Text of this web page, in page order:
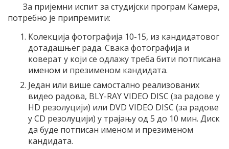
За пријемни испит за студијски програм Камера,
потребно је припремити:
Колекција фотографија 10-15, из кандидатовог
дотадашњег рада. Свака фотографија и
коверат у који се одлажу треба бити потписана
именом и презименом кандидата.
Један или више самостално реализованих
видео радова, BLY-RAY VIDEO DISC (за радове у
HD резолуцији) или DVD VIDEO DISC (за радове
у CD резолуцији) у трајању од 5 до 10 мин. Диск
да буде потписан именом и презименом
кандидата.